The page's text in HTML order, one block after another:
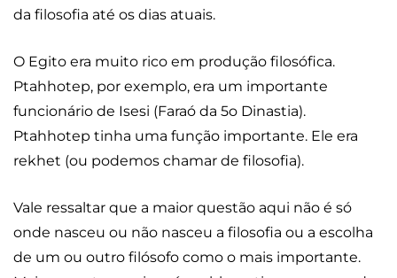
da filosofia até os dias atuais.
O Egito era muito rico em produção filosófica.
Ptahhotep, por exemplo, era um importante
funcionário de Isesi (Faraó da 5o Dinastia).
Ptahhotep tinha uma função importante. Ele era
rekhet (ou podemos chamar de filosofia).
Vale ressaltar que a maior questão aqui não é só
onde nasceu ou não nasceu a filosofia ou a escolha
de um ou outro filósofo como o mais importante.